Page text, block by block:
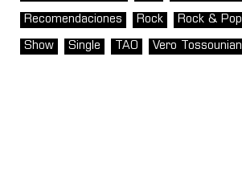
Recomendaciones Rock Rock & Pop
Show Single TAO Vero Tossounian